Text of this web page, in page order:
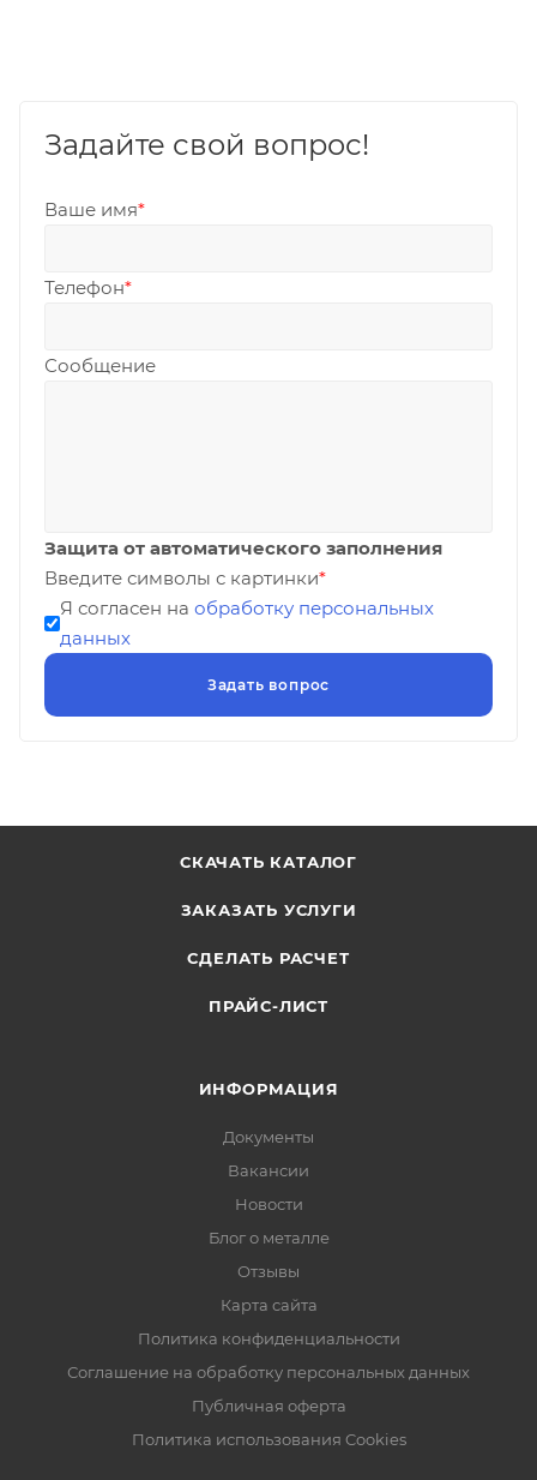
Задайте свой вопрос!
Ваше имя*
Телефон*
Сообщение
Защита от автоматического заполнения
Введите символы с картинки*
Я согласен на обработку персональных
данных
СКАЧАТЬ КАТАЛОГ
ЗАКАЗАТЬ УСЛУГИ
СДЕЛАТЬ РАСЧЕТ
ПРАЙС-ЛИСТ
ИНФОРМАЦИЯ
Документы
Вакансии
Новости
Блог о металле
Отзывы
Карта сайта
Политика конфиденциальности
Соглашение на обработку персональных данных
Публичная оферта
Политика использования Cookies